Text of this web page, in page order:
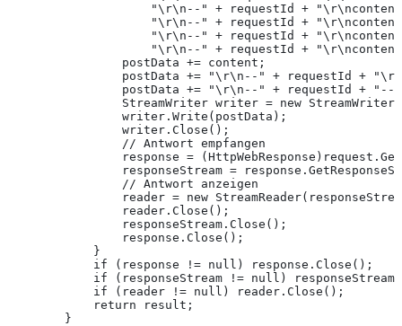
"\r\n--" + requestId + "\r\ncontent-
"\r\n--" + requestId + "\r\ncontent-
"\r\n--" + requestId + "\r\ncontent-disposition:
"\r\n--" + requestId + "\r\ncontent-disposition:
postData += content;
postData += "\r\n--" + requestId +
postData += "\r\n--" + requestId + "--
StreamWriter writer = new
writer.Write(postData);
writer.Close();
// Antwort empfangen
response =
responseStream =
// Antwort anzeigen
reader = new
reader.Close();
responseStream.Close();
response.Close();
}
if (response != null) response.Close();
if (responseStream != null)
if (reader != null) reader.Close();
return result;
}